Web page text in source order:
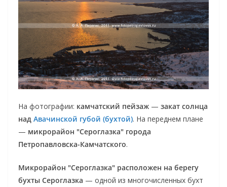
На фотографии: камчатский пейзаж — закат солнца
над Авачинской губой (бухтой). На переднем плане
— микрорайон "Сероглазка" города
Петропавловска-Камчатского.
Микрорайон "Сероглазка" расположен на берегу
бухты Сероглазка — одной из многочисленных бухт